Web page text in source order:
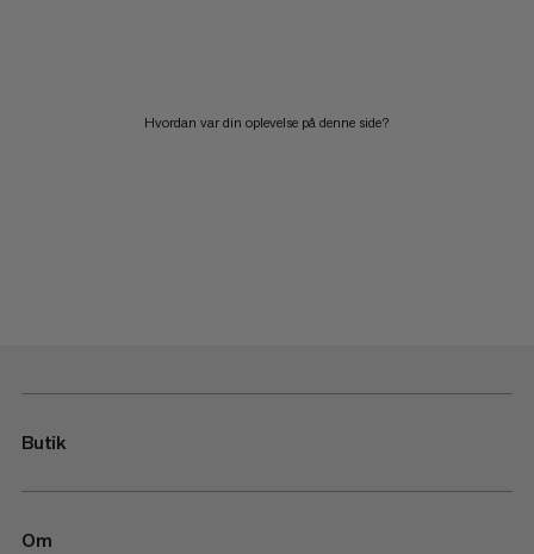
Hvordan var din oplevelse på denne side?
Butik
Om